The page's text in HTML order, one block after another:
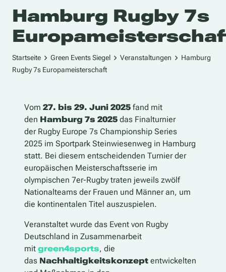
Hamburg Rugby 7s
Startseite Green Events Siegel Veranstaltungen
Hamburg
Rugby 7s Europameisterschaft
Vom 27. bis 29. Juni 2025 fand mit
den Hamburg 7s 2025 das Finalturnier
der Rugby Europe 7s Championship Series
2025 im Sportpark Steinwiesenweg in Hamburg
statt. Bei diesem entscheidenden Turnier der
europäischen Meisterschaftsserie im
olympischen 7er-Rugby traten jeweils zwölf
Nationalteams der Frauen und Männer an, um
die kontinentalen Titel auszuspielen.
Veranstaltet wurde das Event von Rugby
Deutschland in Zusammenarbeit
mit green4sports, die
das Nachhaltigkeitskonzept entwickelten